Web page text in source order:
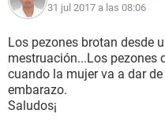
31 jul 2017 a las 08:06
Los pezones brotan desde
mestruación...Los pezones
cuando la mujer va a dar
embarazo.
Saludos¡